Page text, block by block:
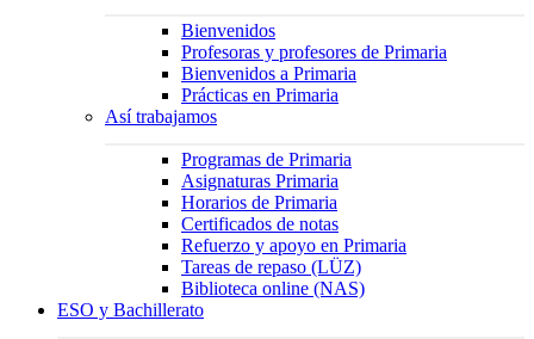
Bienvenidos
Profesoras y profesores de Primaria
Bienvenidos a Primaria
Prácticas en Primaria
Así trabajamos
Programas de Primaria
Asignaturas Primaria
Horarios de Primaria
Certificados de notas
Refuerzo y apoyo en Primaria
Tareas de repaso (LÜZ)
Biblioteca online (NAS)
ESO y Bachillerato